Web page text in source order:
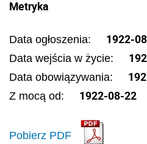
Metryka
Data ogłoszenia: 1922-
Data wejścia w życie:
Data obowiązywania:
Z mocą od: 1922-08-22
Pobierz PDF